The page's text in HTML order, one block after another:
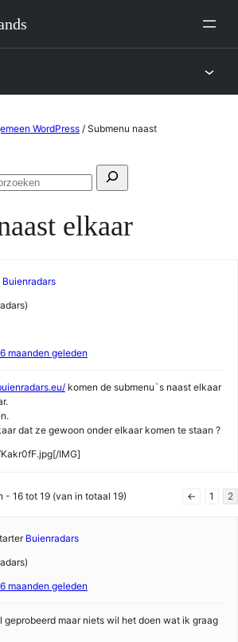
WordPress/ Submenu naast
Forums
elkaar
Buienradars
maanden geleden
komen de submenu`s naast elkaar
dat ze gewoon onder elkaar komen te staan ?
IMG]
16 tot 19 (van in totaal 19) ← 1 2
Buienradars
maanden geleden
geprobeerd maar niets wil het doen wat ik graag